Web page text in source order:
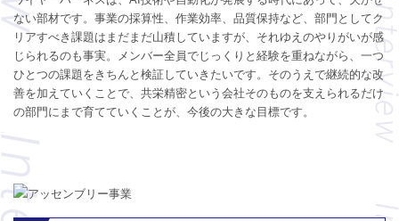
ない部材です。事業の採算性、作業効率、品質保持など、部門としてク
リアすべき課題はまだまだ山積していますが、それゆえのやりがいが感
じられるのも事実。メンバー全員でじっくりと経験を重ねながら、一つ
ひとつの課題をきちんと検証していきたいです。そのうえで継続的な改
善を加えていくことで、共栄精密という会社そのものを支えられるだけ
の部門にまで育てていくことが、今後の大きな目標です。